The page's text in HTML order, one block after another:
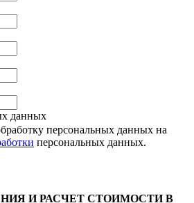
данных
персональных данных на
персональных данных.
И РАСЧЕТ СТОИМОСТИ В